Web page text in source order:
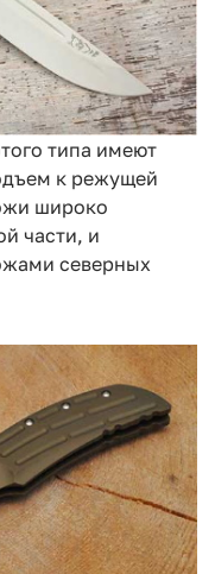
типа имеют
к режущей
широко
части, и
северных